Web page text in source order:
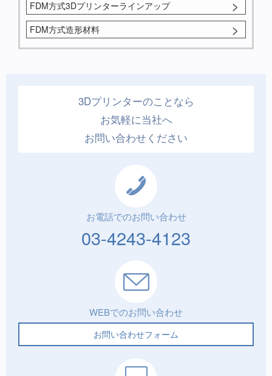
FDM方式3Dプリンターラインアップ
FDM方式造形材料
3Dプリンターのことなら
お気軽に当社へ
お問い合わせください
お電話でのお問い合わせ
03-4243-4123
WEBでのお問い合わせ
お問い合わせフォーム